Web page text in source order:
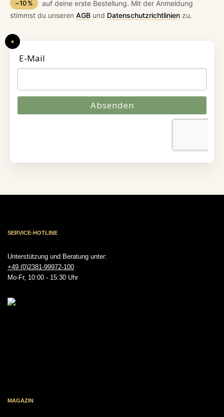
−10 %
auf deine erste Bestellung. Mit der Anmeldung
stimmst du unseren AGB und Datenschutzrichtlinien zu.
SERVICE-HOTLINE
Unterstützung und Beratung unter:
+49 (0)2381-99972-100
Mo-Fr, 10:00 - 15:30 Uhr
MAGAZIN